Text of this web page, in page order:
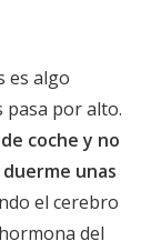
es algo
pasa por alto.
coche y no
duerme unas
el cerebro
del